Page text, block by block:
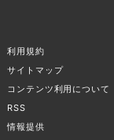
利用規約
サイトマップ
コンテンツ利用について
RSS
情報提供